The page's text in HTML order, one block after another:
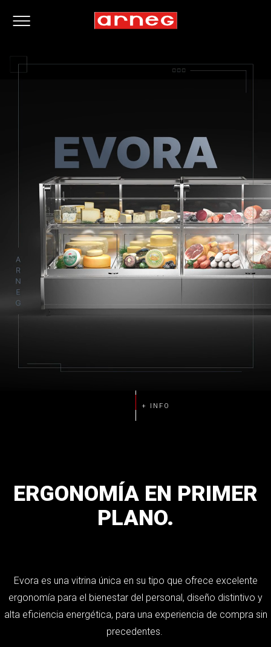
ERGONOMÍA EN PRIMER
PLANO.
Evora es una vitrina única en su tipo que ofrece excelente
ergonomía para el bienestar del personal, diseño distintivo y
alta eficiencia energética, para una experiencia de compra sin
precedentes.